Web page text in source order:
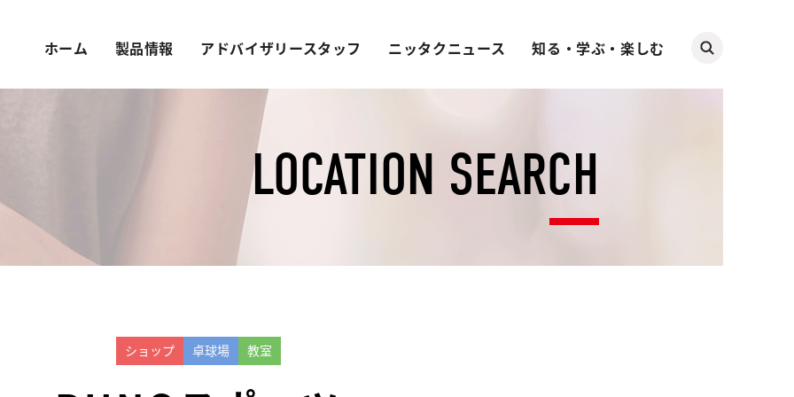
ホーム 製品情報 アドバイザリースタッフ ニッタクニュース 知る・学ぶ・楽しむ
LOCATION SEARCH
ショップ 卓球場 教室